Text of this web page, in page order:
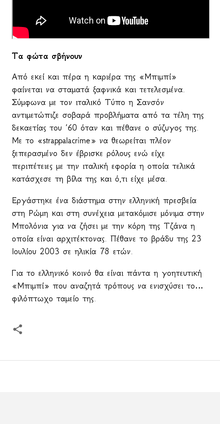
Τα φώτα σβήνουν
Από εκεί και πέρα η καριέρα της «Μπιμπί»
φαίνεται να σταματά ξαφνικά και τετελεσμένα.
Σύμφωνα με τον ιταλικό Τύπο η Σανσόν
αντιμετώπιζε σοβαρά προβλήματα από τα τέλη της
δεκαετίας του ’60 όταν και πέθανε ο σύζυγος της.
Με το «strappalacrime» να θεωρείται πλέον
ξεπερασμένο δεν έβρισκε ρόλους ενώ είχε
περιπέτειες με την ιταλική εφορία η οποία τελικά
κατάσχεσε τη βίλα της και ό,τι είχε μέσα.
Εργάστηκε ένα διάστημα στην ελληνική πρεσβεία
στη Ρώμη και στη συνέχεια μετακόμισε μόνιμα στην
Μπολόνια για να ζήσει με την κόρη της Τζάνα η
οποία είναι αρχιτέκτονας. Πέθανε το βράδυ της 23
Ιουλίου 2003 σε ηλικία 78 ετών.
Για το ελληνικό κοινό θα είναι πάντα η γοητευτική
«Μπιμπί» που αναζητά τρόπους να ενισχύσει το…
φιλόπτωχο ταμείο της.